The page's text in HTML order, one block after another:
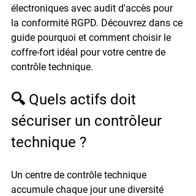
électroniques avec audit d'accès pour
la conformité RGPD. Découvrez dans ce
guide pourquoi et comment choisir le
coffre-fort idéal pour votre centre de
contrôle technique.
🔍 Quels actifs doit
sécuriser un contrôleur
technique ?
Un centre de contrôle technique
accumule chaque jour une diversité